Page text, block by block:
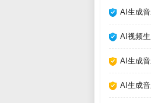
AI生成
AI视频
AI生成
AI生成